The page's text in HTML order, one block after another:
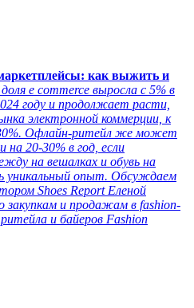
как выжить и
e commerce выросла с 5% в
году и продолжает расти,
электронной коммерции, к
Офлайн-ритейл же может
20-30% в год, если
на вешалках и обувь на
уникальный опыт. Обсуждаем
Shoes Report Еленой
закупкам и продажам в fashion-
и байеров Fashion